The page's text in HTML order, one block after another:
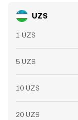
UZS
1 UZS
5 UZS
10 UZS
20 UZS